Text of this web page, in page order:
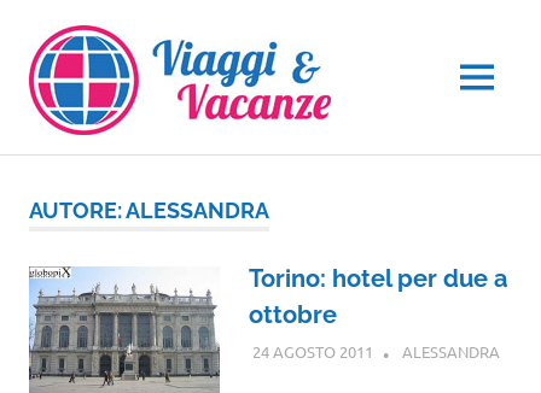
contenuto
MENU
AUTORE:ALESSANDRA
Torino: hotel per due a
ottobre
24 AGOSTO 2011 ALESSANDRA